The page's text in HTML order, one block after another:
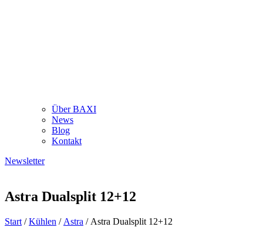
Über BAXI
News
Blog
Kontakt
Newsletter
Astra Dualsplit 12+12
Start /Kühlen / Astra / Astra Dualsplit 12+12